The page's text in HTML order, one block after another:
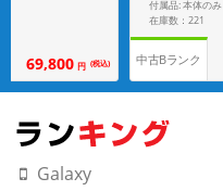
69,800 円 (税込)
付属品: 本体のみ
在庫数：221
中古Bランク
Galaxy